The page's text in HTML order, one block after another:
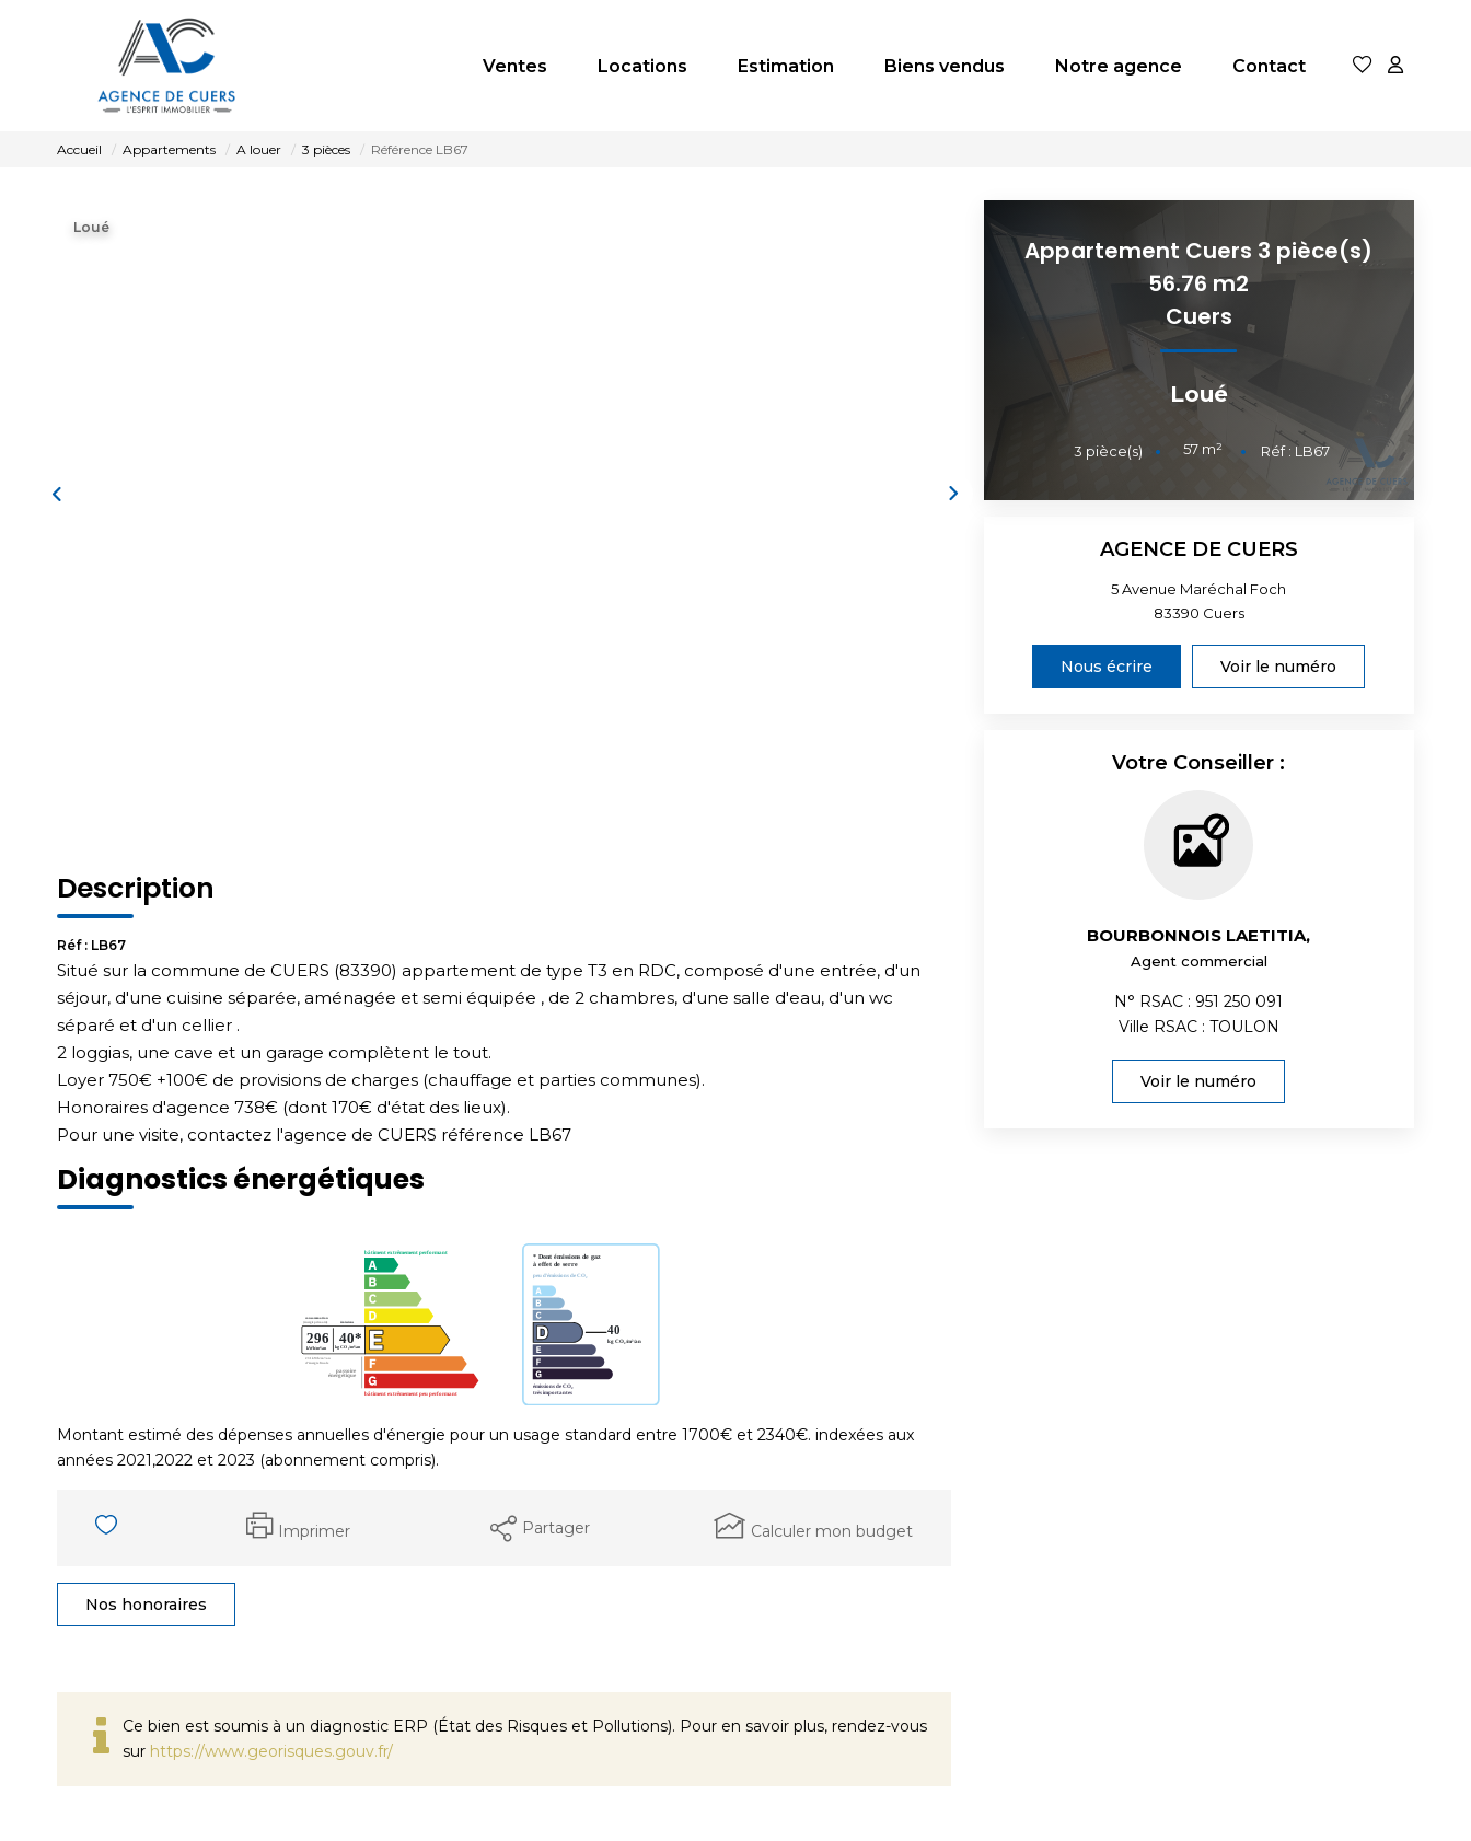
Ventes Locations Estimation Biens vendus Notre agence Contact
Accueil Appartements A louer 3 pièces Référence LB67
Loué
Description
Réf : LB67
Situé sur la commune de CUERS (83390) appartement de type T3 en RDC, composé d'une entrée, d'un
séjour, d'une cuisine séparée, aménagée et semi équipée , de 2 chambres, d'une salle d'eau, d'un wc
séparé et d'un cellier .
2 loggias, une cave et un garage complètent le tout.
Loyer 750€ +100€ de provisions de charges (chauffage et parties communes).
Honoraires d'agence 738€ (dont 170€ d'état des lieux).
Pour une visite, contactez l'agence de CUERS référence LB67
Diagnostics énergétiques
Montant estimé des dépenses annuelles d'énergie pour un usage standard entre 1700€ et 2340€. indexées aux
années 2021,2022 et 2023 (abonnement compris).
Imprimer Partager Calculer mon budget
Nos honoraires
Ce bien est soumis à un diagnostic ERP (État des Risques et Pollutions). Pour en savoir plus, rendez-vous
sur https://www.georisques.gouv.fr/
Appartement Cuers 3 pièce(s)
56.76 m2
Cuers
Loué
3 pièce(s) 57 m² Réf : LB67
AGENCE DE CUERS
5 Avenue Maréchal Foch
83390 Cuers
Nous écrire Voir le numéro
Votre Conseiller :
BOURBONNOIS LAETITIA,
Agent commercial
N° RSAC : 951 250 091
Ville RSAC : TOULON
Voir le numéro